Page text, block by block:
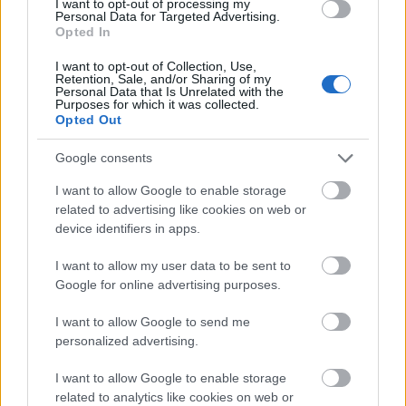
I want to opt-out of processing my
Personal Data for Targeted Advertising.
Opted In
I want to opt-out of Collection, Use,
Retention, Sale, and/or Sharing of my
Personal Data that Is Unrelated with the
Purposes for which it was collected.
Opted Out
Google consents
I want to allow Google to enable storage
related to advertising like cookies on web or
device identifiers in apps.
I want to allow my user data to be sent to
Google for online advertising purposes.
I want to allow Google to send me
personalized advertising.
I want to allow Google to enable storage
related to analytics like cookies on web or
92-96 72-76
Πληρωμές & Αποστολή
Τρόποι Πληρωμής
Αντικαταβολή (κόστος 1€)
Τραπεζική κατάθεση (η αποστολή γίνεται μετά την
επιβεβαίωση πληρωμής)
Αποστολές σε Ελλάδα & Κύπρο
Δωρεάν μεταφορικά για αγορές άνω των 60€
Επιστροφές
Δυνατότητα επιστροφής εντός 14 ημερών
Τα προϊόντα πρέπει να είναι αφόρετα, άθικτα και με τα